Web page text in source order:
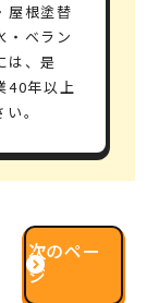
屋根塗替
・ベラン
は、是
40年以上
。
次のペー
ジ